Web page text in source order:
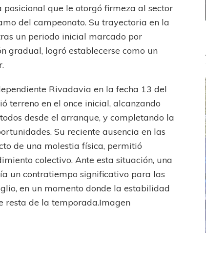
que le otorgó firmeza al sector
del campeonato. Su trayectoria en la
un periodo inicial marcado por
gradual, logró establecerse como un
Rivadavia en la fecha 13 del
terreno en el once inicial, alcanzando
desde el arranque, y completando la
Su reciente ausencia en las
de una molestia física, permitió
colectivo. Ante esta situación, una
un contratiempo significativo para las
en un momento donde la estabilidad
resta de la temporada.Imagen